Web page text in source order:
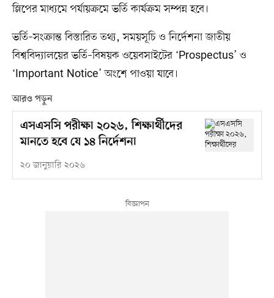
স্লিপের মাধ্যমে পর্যায়ক্রমে ভর্তি কার্যক্রম সম্পন্ন হবে।
ভর্তি–সংক্রান্ত বিস্তারিত তথ্য, সময়সূচি ও নির্দেশনা জাতীয়
বিশ্ববিদ্যালয়ের ভর্তি–বিষয়ক ওয়েবসাইটের ‘Prospectus’ ও
‘Important Notice’ অংশে পাওয়া যাবে।
আরও পড়ুন
এসএসসি পরীক্ষা ২০২৬, শিক্ষার্থীদের
মানতে হবে যে ১৪ নির্দেশনা
২০ জানুয়ারি ২০২৬